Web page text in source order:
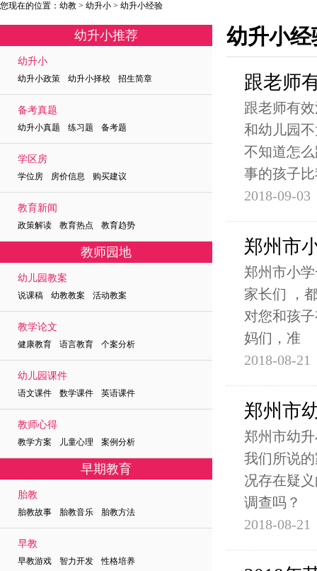
您现在的位置： 幼教 > 幼升小 > 幼升小经验
幼升小推荐
幼升小
幼升小政策 幼升小择校 招生简章
备考真题
幼升小真题 练习题 备考题
学区房
学位房 房价信息 购买建议
教育新闻
政策解读 教育热点 教育趋势
教师园地
幼儿园教案
说课稿 幼教教案 活动教案
教学论文
健康教育 语言教育 个案分析
幼儿园课件
语文课件 数学课件 英语课件
教师心得
教学方案 儿童心理 案例分析
早期教育
胎教
胎教故事 胎教音乐 胎教方法
早教
早教游戏 智力开发 性格培养
幼升小经
跟老师
跟老师有
和幼儿园
不知道怎
事的孩子
2018-09-03
郑州市
郑州市小
家长们 ，
对您和孩
妈们，准
2018-08-21
郑州市
郑州市幼
我们所说
况存在疑
调查吗？
2018-08-21